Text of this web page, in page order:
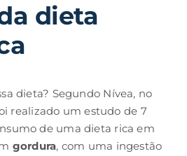
dieta
dieta? Segundo Nívea, no
realizado um estudo de 7
de uma dieta rica em
gordura, com uma ingestão